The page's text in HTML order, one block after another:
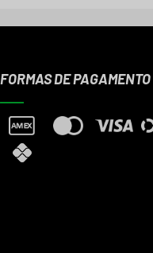
FORMAS DE PAGAMENTO